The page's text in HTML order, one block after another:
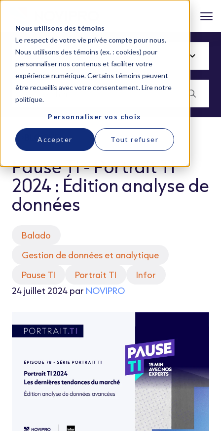
Nous utilisons des témoins
Le respect de votre vie privée compte pour nous.
Nous utilisons des témoins (ex. : cookies) pour
personnaliser nos contenus et faciliter votre
expérience numérique. Certains témoins peuvent
être recueillis avec votre consentement.Lire notre
politique.
Personnaliser vos choix
Accepter Tout refuser
BLOGUE
Pause TI - Portrait TI
2024 : Édition analyse de
données
Balado
Gestion de données et analytique
Pause TI
Portrait TI
Infor
24 juillet 2024 par NOVIPRO